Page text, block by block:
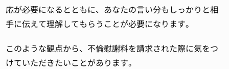
応が必要になるとともに、あなたの言い分もしっかりと相
手に伝えて理解してもらうことが必要になります。
このような観点から、不倫慰謝料を請求された際に気をつ
けていただきたいことがあります。